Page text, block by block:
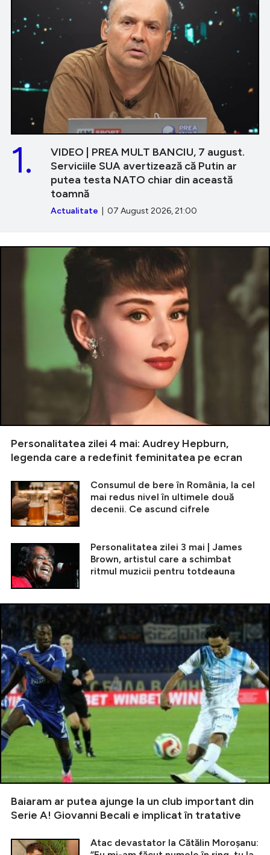
VIDEO | PREA MULT BANCIU, 7 august.
Serviciile SUA avertizează că Putin ar
putea testa NATO chiar din această
toamnă
Actualitate | 07 August 2026, 21:00
1.
Personalitatea zilei 4 mai: Audrey Hepburn,
legenda care a redefinit feminitatea pe ecran
Consumul de bere în România, la cel
mai redus nivel în ultimele două
decenii. Ce ascund cifrele
Personalitatea zilei 3 mai | James
Brown, artistul care a schimbat
ritmul muzicii pentru totdeauna
Baiaram ar putea ajunge la un club important din
Serie A! Giovanni Becali e implicat în tratative
Atac devastator la Cătălin Moroșanu: